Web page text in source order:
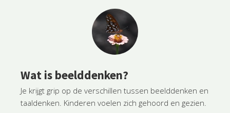
Wat is beelddenken?
Je krijgt grip op de verschillen tussen beelddenken en
taaldenken. Kinderen voelen zich gehoord en gezien.